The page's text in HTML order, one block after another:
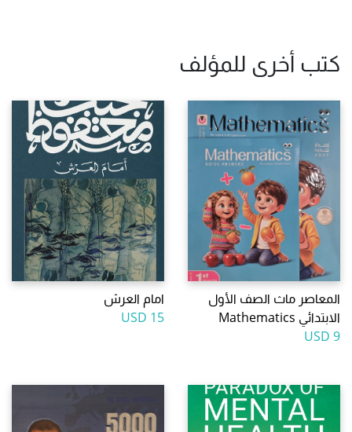
كتب أخرى للمؤلف
المعاصر ماث الصف الأول
الابتدائي Mathematics
9 USD
امام العرش
15 USD